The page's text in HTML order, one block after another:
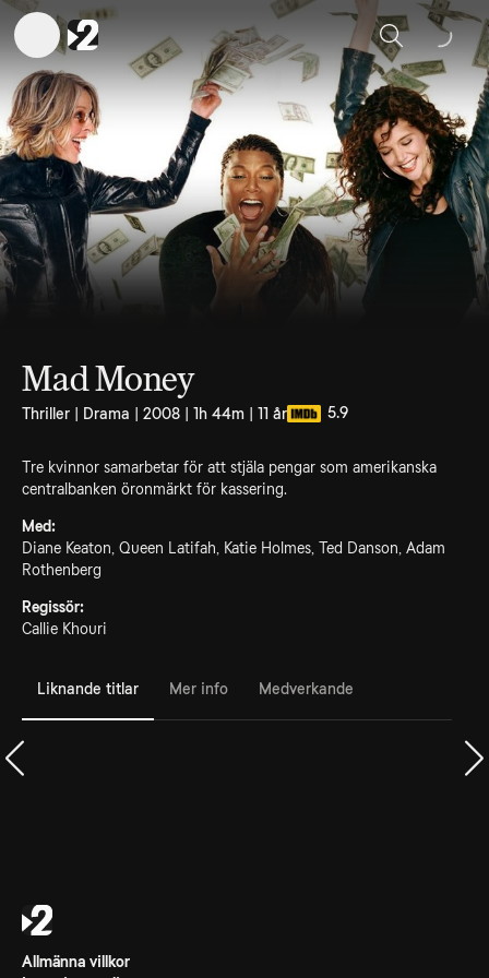
Sök
Mad Money
Thriller | Drama | 2008 | 1h 44m | 11 år 5.9
Tre kvinnor samarbetar för att stjäla pengar som amerikanska
centralbanken öronmärkt för kassering.
Med:
Diane Keaton, Queen Latifah, Katie Holmes, Ted Danson, Adam
Rothenberg
Regissör:
Callie Khouri
Liknande titlar Mer info Medverkande
Allmänna villkor